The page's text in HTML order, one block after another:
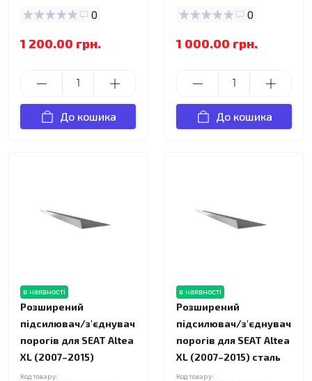
0
1 200.00 грн.
До кошика
0
1 000.00 грн.
До кошика
в наявності
Розширений
підсилювач/з'єднувач
порогів для SEAT Altea
XL (2007–2015)
Код товару:
в наявності
Розширений
підсилювач/з'єднувач
порогів для SEAT Altea
XL (2007–2015) сталь
Код товару: